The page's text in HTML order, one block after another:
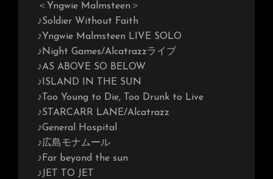
＜Yngwie Malmsteen＞
♪Soldier Without Faith
♪Yngwie Malmsteen LIVE SOLO
♪Night Games/Alcatrazzライブ
♪AS ABOVE SO BELOW
♪ISLAND IN THE SUN
♪Too Young to Die, Too Drunk to Live
♪STARCARR LANE/Alcatrazz
♪General Hospital
♪広島モナムール
♪Far beyond the sun
♪JET TO JET